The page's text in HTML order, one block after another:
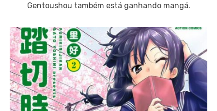
Gentoushou também está ganhando mangá.